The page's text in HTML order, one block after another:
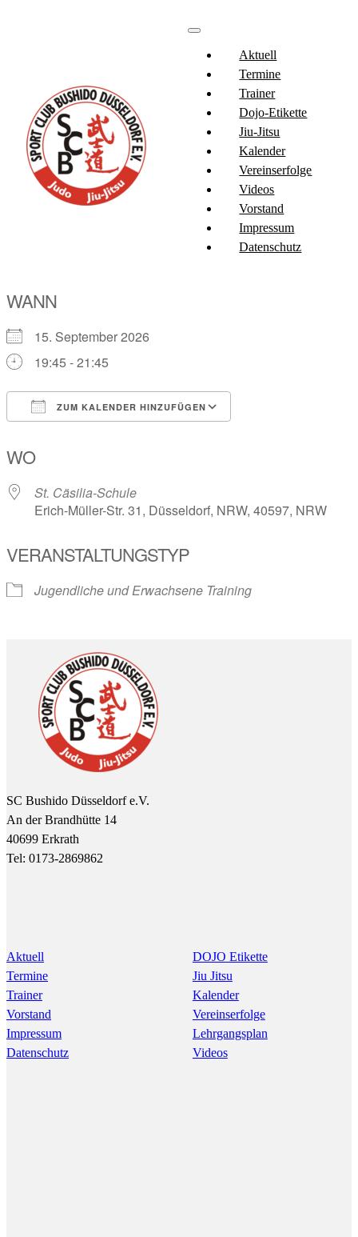
Aktuell
Termine
Trainer
Dojo-Etikette
Jiu-Jitsu
Kalender
Vereinserfolge
Videos
Vorstand
Impressum
Datenschutz
WANN
15. September 2026
19:45 - 21:45
ZUM KALENDER HINZUFÜGEN
WO
St. Cäsilia-Schule
Erich-Müller-Str. 31, Düsseldorf, NRW, 40597, NRW
VERANSTALTUNGSTYP
Jugendliche und Erwachsene Training
SC Bushido Düsseldorf e.V.
An der Brandhütte 14
40699 Erkrath
Tel: 0173-2869862
Aktuell
Termine
Trainer
Vorstand
Impressum
Datenschutz
DOJO Etikette
Jiu Jitsu
Kalender
Vereinserfolge
Lehrgangsplan
Videos